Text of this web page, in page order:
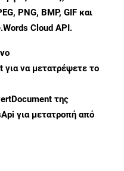
PNG, BMP, GIF και
Cloud API.
για να μετατρέψετε το
της
για μετατροπή από